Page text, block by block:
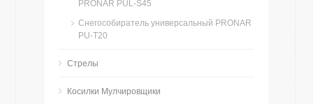
PRONAR PUL-S45
Снегособиратель универсальный PRONAR
PU-Т20
Стрелы
Косилки Мулчировщики